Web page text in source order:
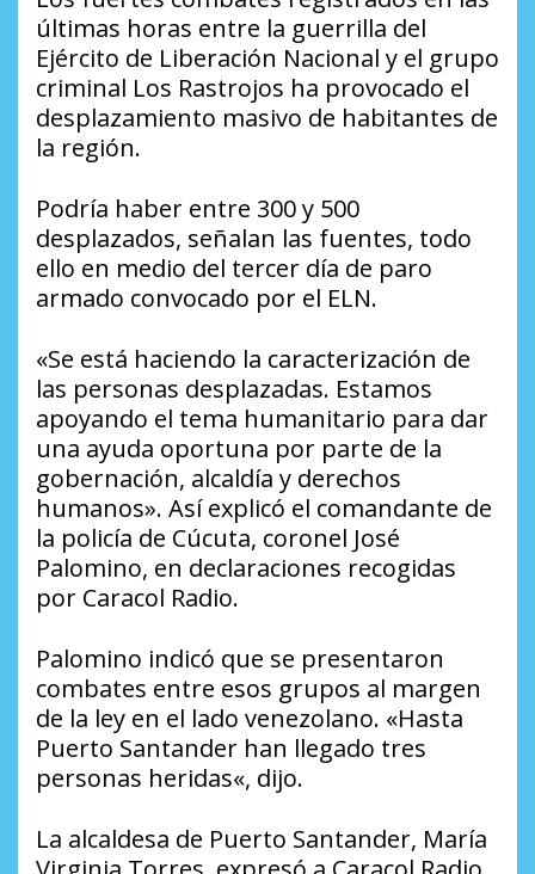
últimas horas entre la guerrilla del
Ejército de Liberación Nacional y el grupo
criminal Los Rastrojos ha provocado el
desplazamiento masivo de habitantes de
la región.
Podría haber entre 300 y 500
desplazados, señalan las fuentes, todo
ello en medio del tercer día de paro
armado convocado por el ELN.
«Se está haciendo la caracterización de
las personas desplazadas. Estamos
apoyando el tema humanitario para dar
una ayuda oportuna por parte de la
gobernación, alcaldía y derechos
humanos». Así explicó el comandante de
la policía de Cúcuta, coronel José
Palomino, en declaraciones recogidas
por Caracol Radio.
Palomino indicó que se presentaron
combates entre esos grupos al margen
de la ley en el lado venezolano. «Hasta
Puerto Santander han llegado tres
personas heridas«, dijo.
La alcaldesa de Puerto Santander, María